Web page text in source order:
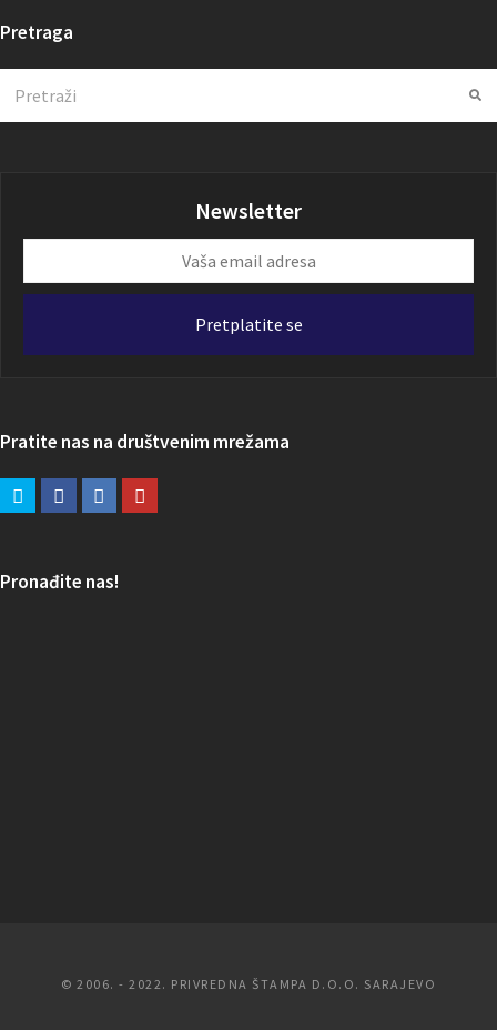
Pretraga
Newsletter
email
Pretplatite se
Pratite nas na društvenim mrežama
Pronađite nas!
© 2006. - 2022. PRIVREDNA ŠTAMPA D.O.O. SARAJEVO